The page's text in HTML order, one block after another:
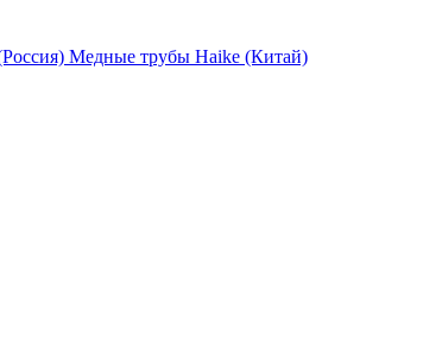
Медные трубы Haike (Китай)